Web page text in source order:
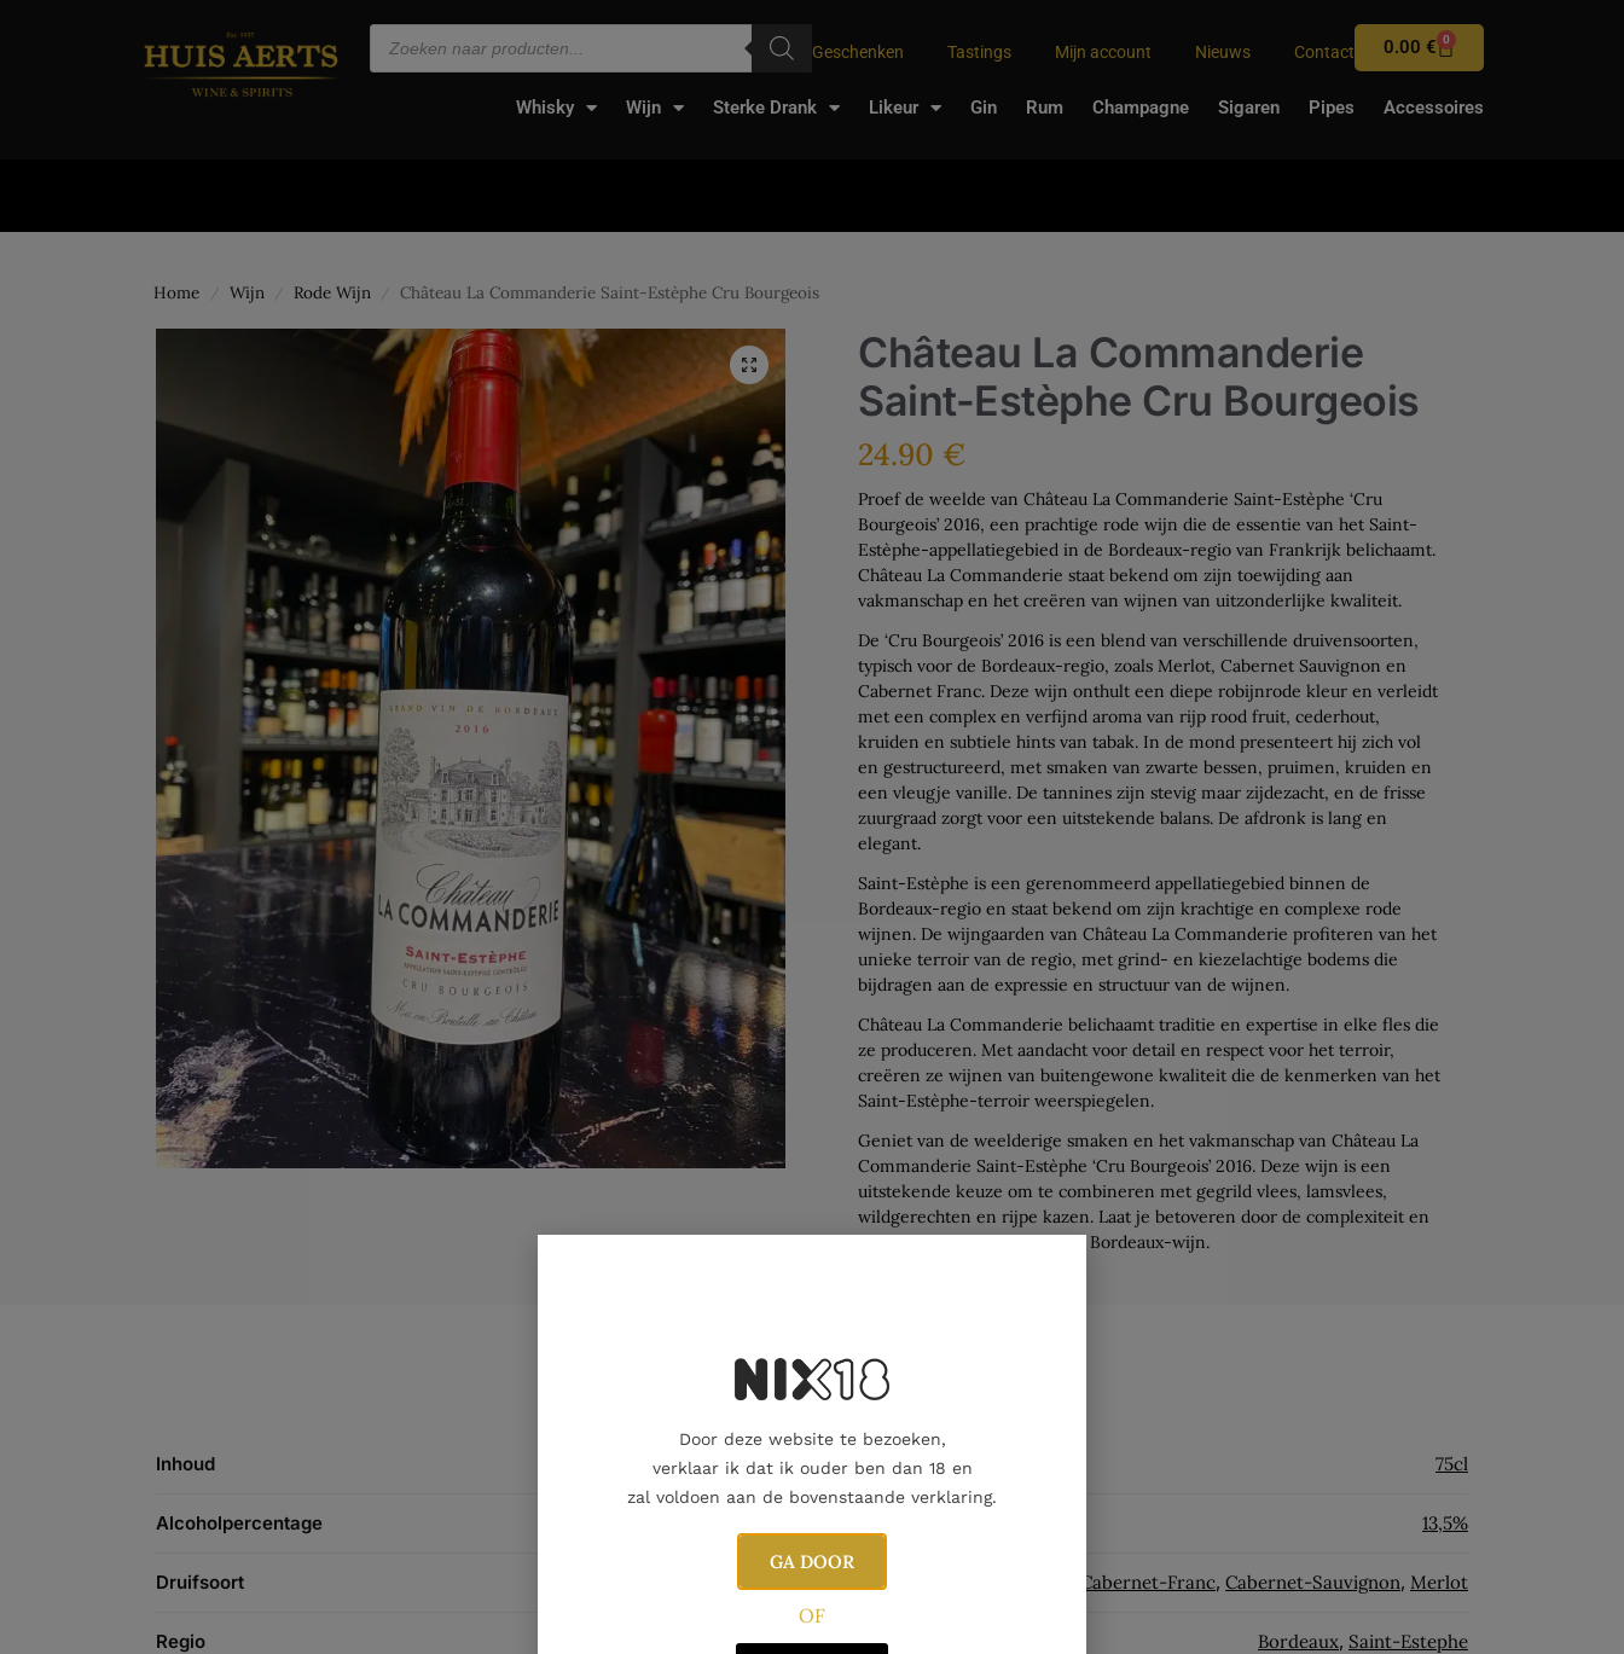
Geschenken Tastings Mijn account Nieuws Contact 0.00€ 0
Whisky Wijn Sterke Drank Likeur Gin Rum Champagne Sigaren Pipes Accessoires
Home / Wijn / Rode Wijn / Château La Commanderie Saint-Estèphe Cru Bourgeois
Château La Commanderie
Saint-Estèphe Cru Bourgeois
24.90 €
Proef de weelde van Château La Commanderie Saint-Estèphe ‘Cru
Bourgeois’ 2016, een prachtige rode wijn die de essentie van het Saint-
Estèphe-appellatiegebied in de Bordeaux-regio van Frankrijk belichaamt.
Château La Commanderie staat bekend om zijn toewijding aan
vakmanschap en het creëren van wijnen van uitzonderlijke kwaliteit.
De ‘Cru Bourgeois’ 2016 is een blend van verschillende druivensoorten,
typisch voor de Bordeaux-regio, zoals Merlot, Cabernet Sauvignon en
Cabernet Franc. Deze wijn onthult een diepe robijnrode kleur en verleidt
met een complex en verfijnd aroma van rijp rood fruit, cederhout,
kruiden en subtiele hints van tabak. In de mond presenteert hij zich vol
en gestructureerd, met smaken van zwarte bessen, pruimen, kruiden en
een vleugje vanille. De tannines zijn stevig maar zijdezacht, en de frisse
zuurgraad zorgt voor een uitstekende balans. De afdronk is lang en
elegant.
Saint-Estèphe is een gerenommeerd appellatiegebied binnen de
Bordeaux-regio en staat bekend om zijn krachtige en complexe rode
wijnen. De wijngaarden van Château La Commanderie profiteren van het
unieke terroir van de regio, met grind- en kiezelachtige bodems die
bijdragen aan de expressie en structuur van de wijnen.
Château La Commanderie belichaamt traditie en expertise in elke fles die
ze produceren. Met aandacht voor detail en respect voor het terroir,
creëren ze wijnen van buitengewone kwaliteit die de kenmerken van het
Saint-Estèphe-terroir weerspiegelen.
Geniet van de weelderige smaken en het vakmanschap van Château La
Commanderie Saint-Estèphe ‘Cru Bourgeois’ 2016. Deze wijn is een
uitstekende keuze om te combineren met gegrild vlees, lamsvlees,
wildgerechten en rijpe kazen. Laat je betoveren door de complexiteit en
elegantie van deze prachtige Bordeaux-wijn.
Aanvullende informatie
Inhoud 75cl
Alcoholpercentage 13,5%
Druifsoort Cabernet-Franc, Cabernet-Sauvignon, Merlot
Regio Bordeaux, Saint-Estephe
Door deze website te bezoeken,
verklaar ik dat ik ouder ben dan 18 en
zal voldoen aan de bovenstaande verklaring.
GA DOOR
OF